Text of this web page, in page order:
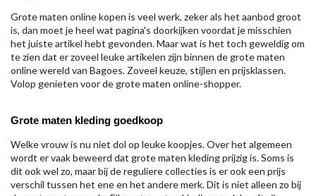
Grote maten online kopen is veel werk, zeker als het aanbod groot
is, dan moet je heel wat pagina's doorkijken voordat je misschien
het juiste artikel hebt gevonden. Maar wat is het toch geweldig om
te zien dat er zoveel leuke artikelen zijn binnen de grote maten
online wereld van Bagoes. Zoveel keuze, stijlen en prijsklassen.
Volop genieten voor de grote maten online-shopper.
Grote maten kleding goedkoop
Welke vrouw is nu niet dol op leuke koopjes. Over het algemeen
wordt er vaak beweerd dat grote maten kleding prijzig is. Soms is
dit ook wel zo, maar bij de reguliere collecties is er ook een prijs
verschil tussen het ene en het andere merk. Dit is niet alleen zo bij